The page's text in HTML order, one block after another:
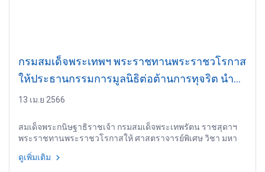
กรมสมเด็จพระเทพฯ พระราชทานพระราชวโรกาส
ให้ประธานกรรมการมูลนิธิต่อต้านการทุจริต นำ
คณะกรรมการมูลนิธิฯ และคณะองค์กรผู้สนับสนุน
ถวายพระพรชัยมงคล
13 เม.ย 2566
สมเด็จพระกนิษฐาธิราชเจ้า กรมสมเด็จพระเทพรัตน ราชสุดาฯ
พระราชทานพระราชวโรกาสให้ ศาสตราจารย์พิเศษ วิชา มหา
มูลนิธิฯ และคณะองค์กรผู้สนับสนุนการจัดการแข่งขันวิ่งการกุศล
ดูเพิ่มเติม